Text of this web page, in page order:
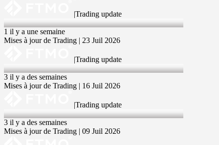
|Trading update
23 Jul 2026
1 il y a une semaine
Mises à jour de Trading | 23 Juil 2026
|Trading update
16 Jul 2026
3 il y a des semaines
Mises à jour de Trading | 16 Juil 2026
|Trading update
9 Jul 2026
3 il y a des semaines
Mises à jour de Trading | 09 Juil 2026